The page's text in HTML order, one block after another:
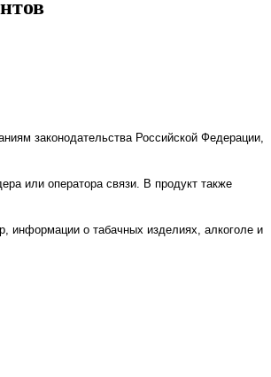
законодательства Российской Федерации,
или оператора связи. В продукт также
информации о табачных изделиях, алкоголе и